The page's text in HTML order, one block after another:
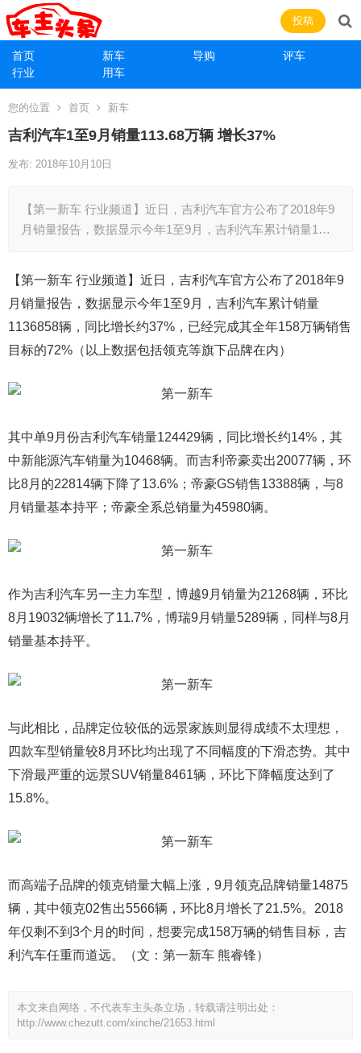
首页 新车 导购
评车
行业
用车
投稿
您的位置 首页 新车
吉利汽车1至9月销量113.68万辆 增长37%
发布: 2018年10月10日
【第一新车 行业频道】近日，吉利汽车官方公布了2018年9
月销量报告，数据显示今年1至9月，吉利汽车累计销量1…
【第一新车 行业频道】近日，吉利汽车官方公布了2018年9
月销量报告，数据显示今年1至9月，吉利汽车累计销量
1136858辆，同比增长约37%，已经完成其全年158万辆销售
目标的72%（以上数据包括领克等旗下品牌在内）
其中单9月份吉利汽车销量124429辆，同比增长约14%，其
中新能源汽车销量为10468辆。而吉利帝豪卖出20077辆，环
比8月的22814辆下降了13.6%；帝豪GS销售13388辆，与8
月销量基本持平；帝豪全系总销量为45980辆。
作为吉利汽车另一主力车型，博越9月销量为21268辆，环比
8月19032辆增长了11.7%，博瑞9月销量5289辆，同样与8月
销量基本持平。
与此相比，品牌定位较低的远景家族则显得成绩不太理想，
四款车型销量较8月环比均出现了不同幅度的下滑态势。其中
下滑最严重的远景SUV销量8461辆，环比下降幅度达到了
15.8%。
而高端子品牌的领克销量大幅上涨，9月领克品牌销量14875
辆，其中领克02售出5566辆，环比8月增长了21.5%。2018
年仅剩不到3个月的时间，想要完成158万辆的销售目标，吉
利汽车任重而道远。（文：第一新车 熊睿锋）
本文来自网络，不代表车主头条立场，转载请注明出处：
http://www.chezutt.com/xinche/21653.html